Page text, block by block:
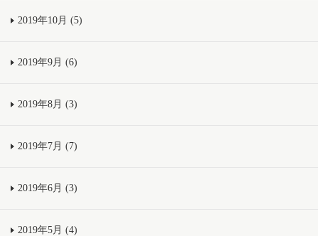
2019年10月 (5)
2019年9月 (6)
2019年8月 (3)
2019年7月 (7)
2019年6月 (3)
2019年5月 (4)